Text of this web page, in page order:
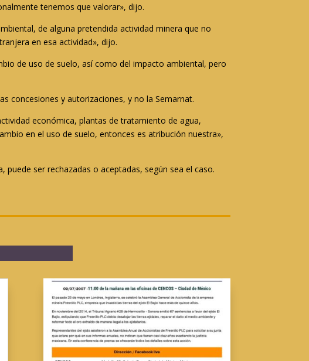
tenemos que valorar», dijo.
de alguna pretendida actividad minera que no
en esa actividad», dijo.
de uso de suelo, así como del impacto ambiental, pero
concesiones y autorizaciones, y no la Semarnat.
económica, plantas de tratamiento de agua,
en el uso de suelo, entonces es atribución nuestra»,
ser rechazadas o aceptadas, según sea el caso.